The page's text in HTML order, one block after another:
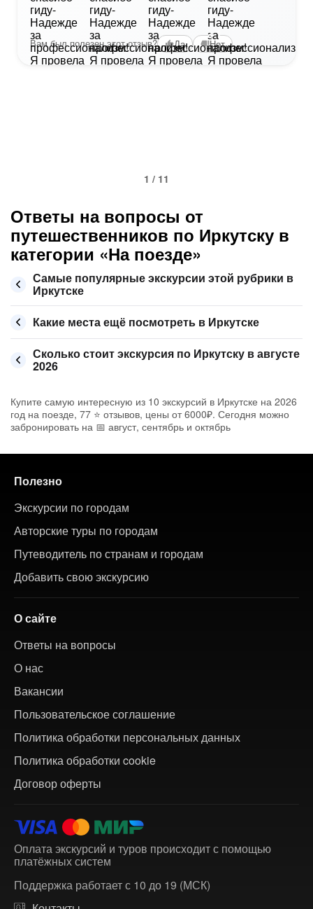
+1
Вам был полезен этот отзыв? Да Нет
1 / 11
Ответы на вопросы от
путешественников по Иркутску в
категории «На поезде»
Самые популярные экскурсии этой рубрики в
Иркутске
Какие места ещё посмотреть в Иркутске
Сколько стоит экскурсия по Иркутску в августе
2026
Купите самую интересную из 10 экскурсий в Иркутске на 2026
год на поезде, 77 ⭐ отзывов, цены от 6000₽. Сегодня можно
забронировать на 📅 август, сентябрь и октябрь
Полезно
Экскурсии по городам
Авторские туры по городам
Путеводитель по странам и городам
Добавить свою экскурсию
О сайте
Ответы на вопросы
О нас
Вакансии
Пользовательское соглашение
Политика обработки персональных данных
Политика обработки cookie
Договор оферты
Оплата экскурсий и туров происходит с помощью
платёжных систем
Поддержка работает с 10 до 19 (МСК)